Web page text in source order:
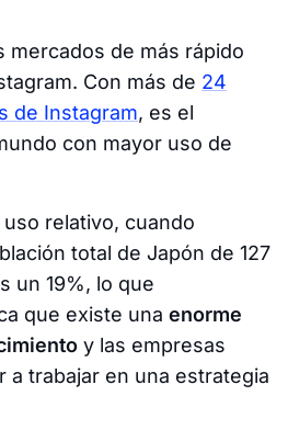
mercados de más rápido
Con más de 24
de Instagram, es el
con mayor uso de
relativo, cuando
total de Japón de 127
un 19%, lo que
que existe una enorme
y las empresas
a trabajar en una estrategia